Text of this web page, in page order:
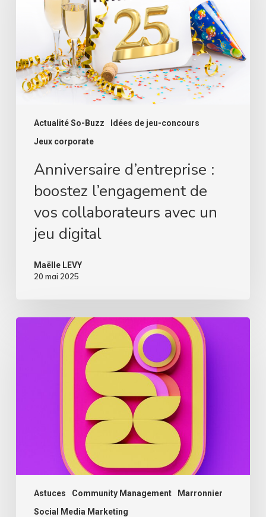
Actualité So-Buzz
Idées de jeu-concours
Jeux corporate
l’engagement
collaborateurs
avec
un
jeu
Anniversaire d’entreprise :
boostez l’engagement de
vos collaborateurs avec un
jeu digital
Maëlle LEVY
20 mai 2025
Astuces Community Management
Marronnier
Social Media Marketing